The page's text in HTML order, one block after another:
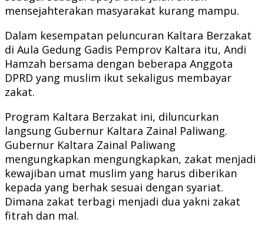
mensejahterakan masyarakat kurang mampu.
Dalam kesempatan peluncuran Kaltara Berzakat
di Aula Gedung Gadis Pemprov Kaltara itu, Andi
Hamzah bersama dengan beberapa Anggota
DPRD yang muslim ikut sekaligus membayar
zakat.
Program Kaltara Berzakat ini, diluncurkan
langsung Gubernur Kaltara Zainal Paliwang.
Gubernur Kaltara Zainal Paliwang
mengungkapkan mengungkapkan, zakat menjadi
kewajiban umat muslim yang harus diberikan
kepada yang berhak sesuai dengan syariat.
Dimana zakat terbagi menjadi dua yakni zakat
fitrah dan mal.